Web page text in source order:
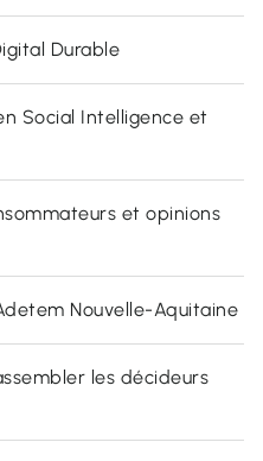
Durable
Social Intelligence et
et opinions
Nouvelle-Aquitaine
les décideurs